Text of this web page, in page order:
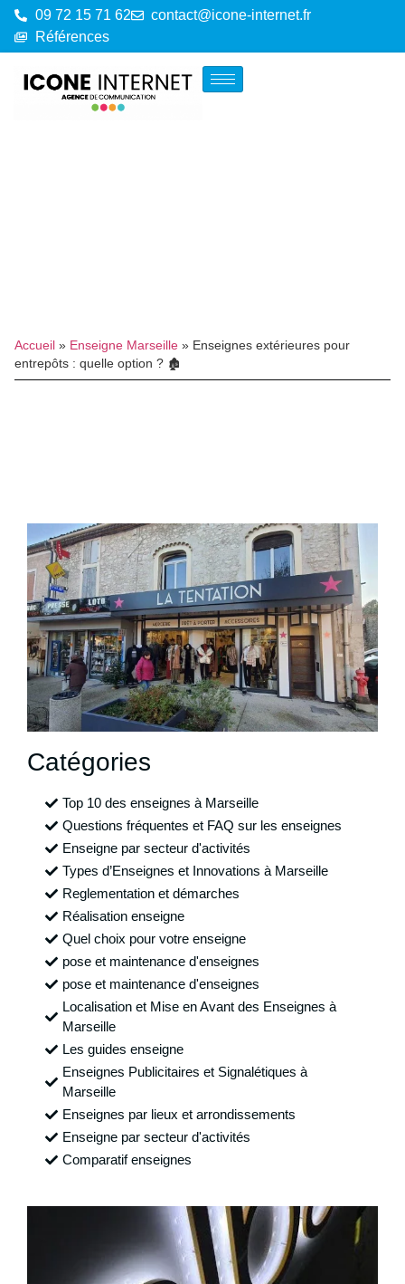
09 72 15 71 62
contact@icone-internet.fr
Références
Accueil » Enseigne Marseille » Enseignes extérieures pour
entrepôts : quelle option ? 🏚️
Catégories
Top 10 des enseignes à Marseille
Questions fréquentes et FAQ sur les enseignes
Enseigne par secteur d'activités
Types d’Enseignes et Innovations à Marseille
Reglementation et démarches
Réalisation enseigne
Quel choix pour votre enseigne
pose et maintenance d'enseignes
pose et maintenance d'enseignes
Localisation et Mise en Avant des Enseignes à
Marseille
Les guides enseigne
Enseignes Publicitaires et Signalétiques à
Marseille
Enseignes par lieux et arrondissements
Enseigne par secteur d'activités
Comparatif enseignes